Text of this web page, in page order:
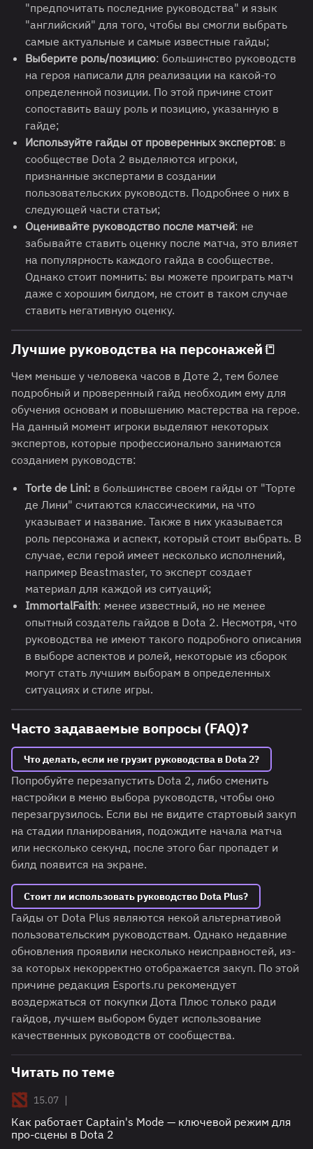
"предпочитать последние руководства" и язык
"английский" для того, чтобы вы смогли выбрать
самые актуальные и самые известные гайды;
Выберите роль/позицию: большинство руководств
на героя написали для реализации на какой-то
определенной позиции. По этой причине стоит
сопоставить вашу роль и позицию, указанную в
гайде;
Используйте гайды от проверенных экспертов: в
сообществе Dota 2 выделяются игроки,
признанные экспертами в создании
пользовательских руководств. Подробнее о них в
следующей части статьи;
Оценивайте руководство после матчей: не
забывайте ставить оценку после матча, это влияет
на популярность каждого гайда в сообществе.
Однако стоит помнить: вы можете проиграть матч
даже с хорошим билдом, не стоит в таком случае
ставить негативную оценку.
Лучшие руководства на персонажей📒
Чем меньше у человека часов в Доте 2, тем более
подробный и проверенный гайд необходим ему для
обучения основам и повышению мастерства на герое.
На данный момент игроки выделяют некоторых
экспертов, которые профессионально занимаются
созданием руководств:
Torte de Lini: в большинстве своем гайды от "Торте
де Лини" считаются классическими, на что
указывает и название. Также в них указывается
роль персонажа и аспект, который стоит выбрать. В
случае, если герой имеет несколько исполнений,
например Beastmaster, то эксперт создает
материал для каждой из ситуаций;
ImmortalFaith: менее известный, но не менее
опытный создатель гайдов в Dota 2. Несмотря, что
руководства не имеют такого подробного описания
в выборе аспектов и ролей, некоторые из сборок
могут стать лучшим выборам в определенных
ситуациях и стиле игры.
Часто задаваемые вопросы (FAQ)❓
Что делать, если не грузит руководства в Dota 2?
Попробуйте перезапустить Dota 2, либо сменить
настройки в меню выбора руководств, чтобы оно
перезагрузилось. Если вы не видите стартовый закуп
на стадии планирования, подождите начала матча
или несколько секунд, после этого баг пропадет и
билд появится на экране.
Стоит ли использовать руководство Dota Plus?
Гайды от Dota Plus являются некой альтернативой
пользовательским руководствам. Однако недавние
обновления проявили несколько неисправностей, из-
за которых некорректно отображается закуп. По этой
причине редакция Esports.ru рекомендует
воздержаться от покупки Дота Плюс только ради
гайдов, лучшем выбором будет использование
качественных руководств от сообщества.
Читать по теме
15.07 |
Как работает Captain's Mode — ключевой режим для
про-сцены в Dota 2